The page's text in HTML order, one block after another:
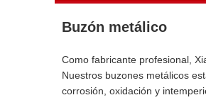
Buzón metálico
Como fabricante profesional,
Nuestros buzones metálicos
corrosión, oxidación y